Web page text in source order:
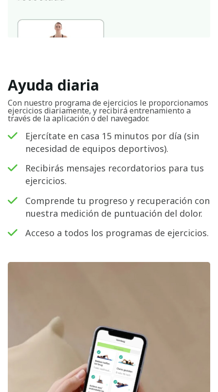
Ayuda diaria
Con nuestro programa de ejercicios le proporcionamos
ejercicios diariamente, y recibirá entrenamiento a
través de la aplicación o del navegador.
Ejercítate en casa 15 minutos por día (sin
necesidad de equipos deportivos).
Recibirás mensajes recordatorios para tus
ejercicios.
Comprende tu progreso y recuperación con
nuestra medición de puntuación del dolor.
Acceso a todos los programas de ejercicios.